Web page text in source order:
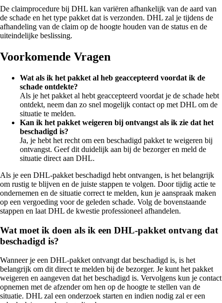
De claimprocedure bij DHL kan variëren afhankelijk van de aard van
de schade en het type pakket dat is verzonden. DHL zal je tijdens de
afhandeling van de claim op de hoogte houden van de status en de
uiteindelijke beslissing.
Voorkomende Vragen
Wat als ik het pakket al heb geaccepteerd voordat ik de
schade ontdekte?
Als je het pakket al hebt geaccepteerd voordat je de schade hebt
ontdekt, neem dan zo snel mogelijk contact op met DHL om de
situatie te melden.
Kan ik het pakket weigeren bij ontvangst als ik zie dat het
beschadigd is?
Ja, je hebt het recht om een beschadigd pakket te weigeren bij
ontvangst. Geef dit duidelijk aan bij de bezorger en meld de
situatie direct aan DHL.
Als je een DHL-pakket beschadigd hebt ontvangen, is het belangrijk
om rustig te blijven en de juiste stappen te volgen. Door tijdig actie te
ondernemen en de situatie correct te melden, kun je aanspraak maken
op een vergoeding voor de geleden schade. Volg de bovenstaande
stappen en laat DHL de kwestie professioneel afhandelen.
Wat moet ik doen als ik een DHL-pakket ontvang dat
beschadigd is?
Wanneer je een DHL-pakket ontvangt dat beschadigd is, is het
belangrijk om dit direct te melden bij de bezorger. Je kunt het pakket
weigeren en aangeven dat het beschadigd is. Vervolgens kun je contact
opnemen met de afzender om hen op de hoogte te stellen van de
situatie. DHL zal een onderzoek starten en indien nodig zal er een